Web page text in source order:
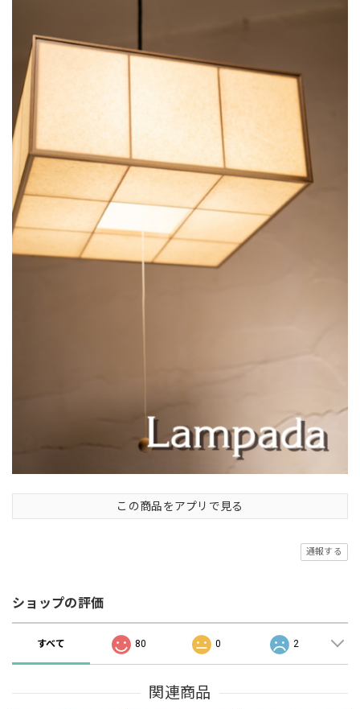
この商品をアプリで見る
通報する
ショップの評価
すべて 80 0 2
関連商品